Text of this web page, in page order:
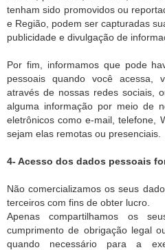
tenham sido promovidos ou
e Região, podem ser capturadas
publicidade e divulgação de
Por fim, informamos que pode
pessoais quando você acessa,
através de nossas redes sociais,
alguma informação por meio de
eletrônicos como e-mail, telefone,
sejam elas remotas ou presenciais.
4- Acesso dos dados pessoais
Não comercializamos os seus
terceiros com fins de obter lucro.
Apenas compartilhamos os
cumprimento de obrigação legal
quando necessário para a